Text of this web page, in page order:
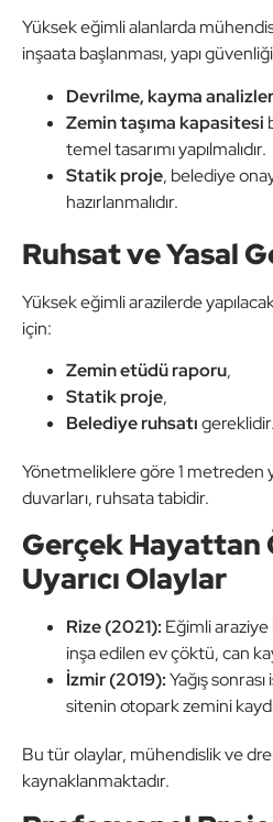
Yüksek eğimli alanlarda
inşaata başlanması, yapı
Devrilme, kayma
Zemin taşıma kapasitesi
temel tasarımı yapılmalıdır.
Statik proje, belediye
hazırlanmalıdır.
Ruhsat ve Yasal
Yüksek eğimli arazilerde
için:
Zemin etüdü raporu,
Statik proje,
Belediye ruhsatıgereklidir.
Yönetmeliklere göre 1 metreden
duvarları, ruhsata tabidir.
Gerçek Hayattan
Uyarıcı Olaylar
Rize (2021): Eğimli araziye
inşa edilen ev çöktü, can
İzmir (2019):Yağış
sitenin otopark zemini
Bu tür olaylar, mühendislik ve
kaynaklanmaktadır.